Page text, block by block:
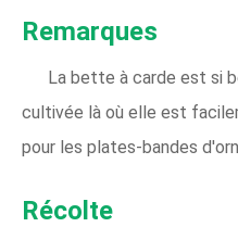
Remarques
La bette à carde est si
cultivée là où elle est
pour les plates-bandes
Récolte